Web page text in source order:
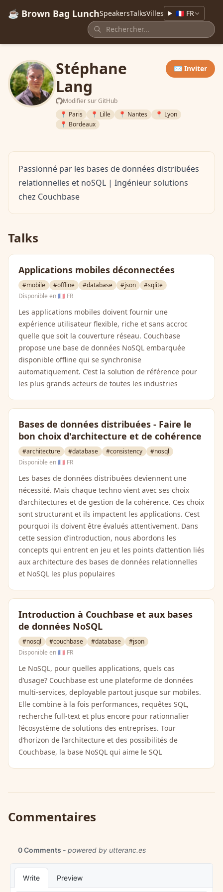
☕ Brown Bag LunchSpeakersTalksVilles 🇫🇷 FR
Stéphane
Lang
Modifier sur GitHub
✉️ Inviter
📍 Paris 📍 Lille 📍 Nantes
📍 Lyon
📍 Bordeaux
Passionné par les bases de données distribuées
relationnelles et noSQL | Ingénieur solutions
chez Couchbase
Talks
Applications mobiles déconnectées
#mobile #offline #database #json
#sqlite
Disponible en🇫🇷 FR
Les applications mobiles doivent fournir une
expérience utilisateur flexible, riche et sans accroc
quelle que soit la couverture réseau. Couchbase
propose une base de données NoSQL embarquée
disponible offline qui se synchronise
automatiquement. C’est la solution de référence pour
les plus grands acteurs de toutes les industries
Bases de données distribuées - Faire le
bon choix d'architecture et de cohérence
#architecture #database #consistency
#nosql
Disponible en🇫🇷 FR
Les bases de données distribuées deviennent une
nécessité. Mais chaque techno vient avec ses choix
d’architectures et de gestion de la cohérence. Ces choix
sont structurant et ils impactent les applications. C’est
pourquoi ils doivent être évalués attentivement. Dans
cette session d’introduction, nous abordons les
concepts qui entrent en jeu et les points d’attention liés
aux architecture des bases de données relationnelles
et NoSQL les plus populaires
Introduction à Couchbase et aux bases
de données NoSQL
#nosql #couchbase #database
#json
Disponible en🇫🇷 FR
Le NoSQL, pour quelles applications, quels cas
d’usage? Couchbase est une plateforme de données
multi-services, deployable partout jusque sur mobiles.
Elle combine à la fois performances, requêtes SQL,
recherche full-text et plus encore pour rationnalier
l’écosystème de solutions des entreprises. Tour
d’horizon de l’architecture et des possibilités de
Couchbase, la base NoSQL qui aime le SQL
Commentaires